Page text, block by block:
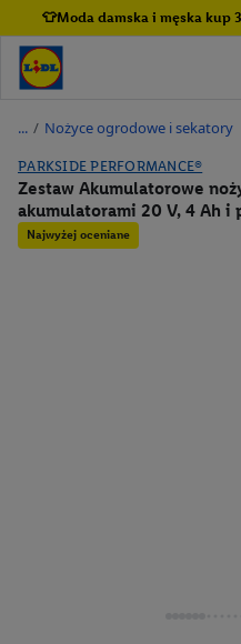
👕Moda damska i męska kup
/ Nożyce ogrodowe i sekatory
PARKSIDE PERFORMANCE®
Zestaw Akumulatorowe
akumulatorami 20 V, 4 Ah i
Najwyżej oceniane